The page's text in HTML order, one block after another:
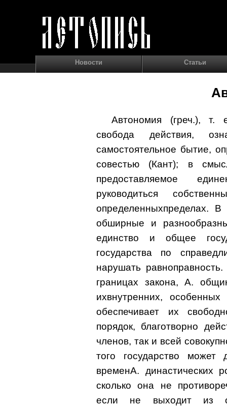
Новости Статьи
Автономия (греч.), т.
свобода действия,
самостоятельное бытие,
совестью (Кант); в
предоставляемое
руководиться
определенныхпределах.
обширные и
единство и общее
государства по
нарушать
границах закона, А.
ихвнутренних,
обеспечивает их
порядок, благотворно
членов, так и всей
того государство
временА. династических
сколько она не
если не выходит из